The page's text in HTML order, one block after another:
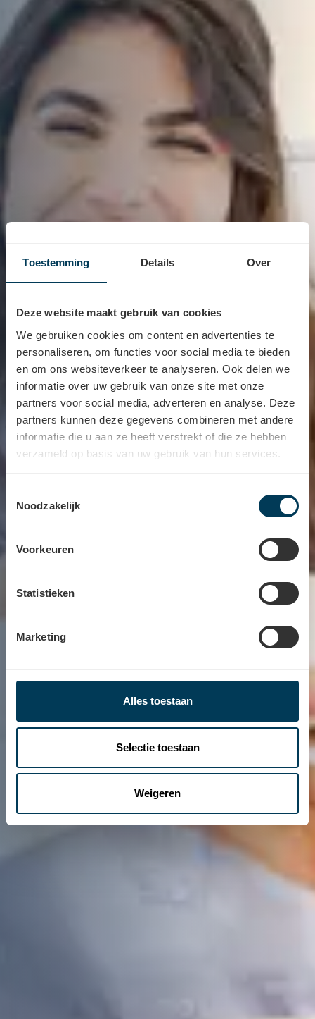
Toestemming Details Over
Deze website maakt gebruik van cookies
We gebruiken cookies om content en advertenties te
personaliseren, om functies voor social media te bieden
en om ons websiteverkeer te analyseren. Ook delen we
informatie over uw gebruik van onze site met onze
partners voor social media, adverteren en analyse. Deze
partners kunnen deze gegevens combineren met andere
informatie die u aan ze heeft verstrekt of die ze hebben
verzameld op basis van uw gebruik van hun services.
Noodzakelijk
Voorkeuren
Statistieken
Marketing
Alles toestaan
Selectie toestaan
Weigeren
Contact
Heeft u vragen voor één van onze audiologen,
onze klantenservice of een andere
medewerker? U kan ons steeds bereiken via
helpen we u zo snel mogelijk verder.
Maak een afspraak